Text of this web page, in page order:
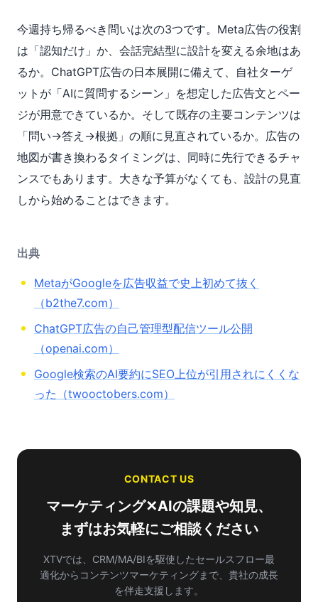
今週持ち帰るべき問いは次の3つです。Meta広告の役割
は「認知だけ」か、会話完結型に設計を変える余地はあ
るか。ChatGPT広告の日本展開に備えて、自社ターゲ
ットが「AIに質問するシーン」を想定した広告文とペー
ジが用意できているか。そして既存の主要コンテンツは
「問い→答え→根拠」の順に見直されているか。広告の
地図が書き換わるタイミングは、同時に先行できるチャ
ンスでもあります。大きな予算がなくても、設計の見直
しから始めることはできます。
出典
MetaがGoogleを広告収益で史上初めて抜く
（b2the7.com）
ChatGPT広告の自己管理型配信ツール公開
（openai.com）
Google検索のAI要約にSEO上位が引用されにくくな
った（twooctobers.com）
CONTACT US
マーケティング✕AIの課題や知見、
まずはお気軽にご相談ください
XTVでは、CRM/MA/BIを駆使したセールスフロー最
適化から コンテンツマーケティングまで、貴社の成長
を伴走支援します。